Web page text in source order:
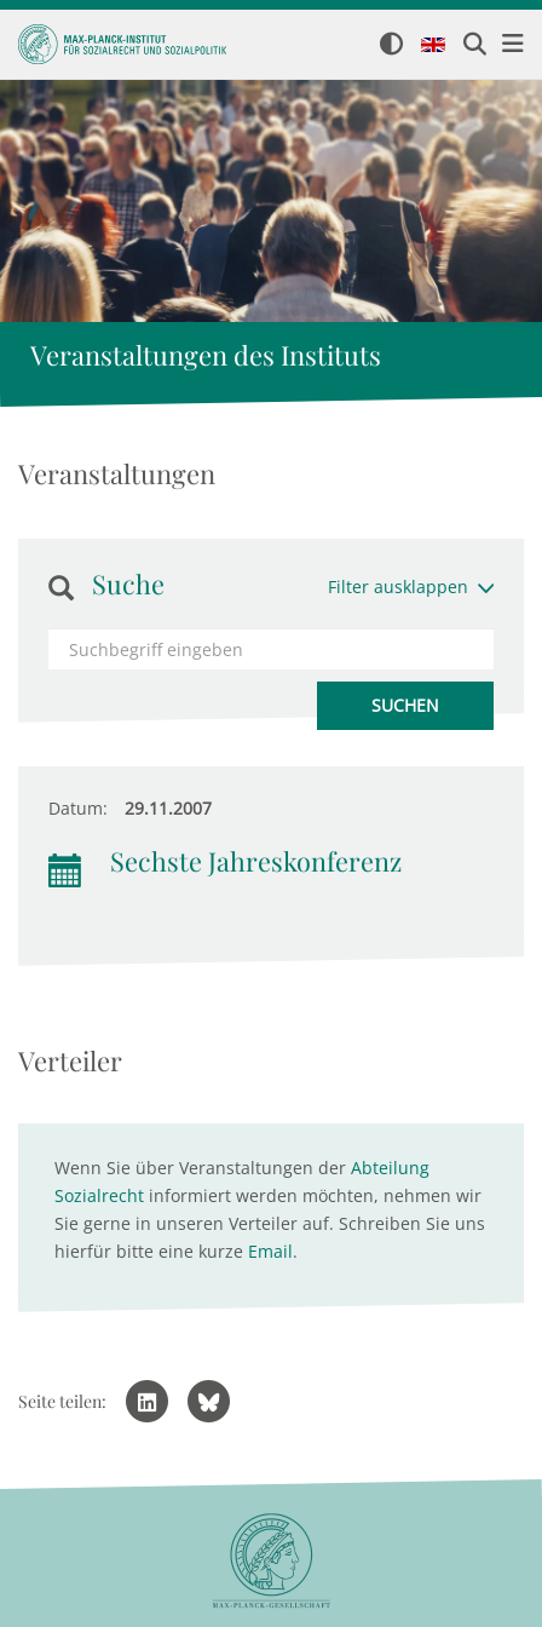
Veranstaltungen des Instituts
Veranstaltungen
Suche Filter ausklappen
Datum: 29.11.2007
Sechste Jahreskonferenz
Verteiler
Wenn Sie über Veranstaltungen der Abteilung
Sozialrecht informiert werden möchten, nehmen wir
Sie gerne in unseren Verteiler auf. Schreiben Sie uns
hierfür bitte eine kurze Email.
Seite teilen: